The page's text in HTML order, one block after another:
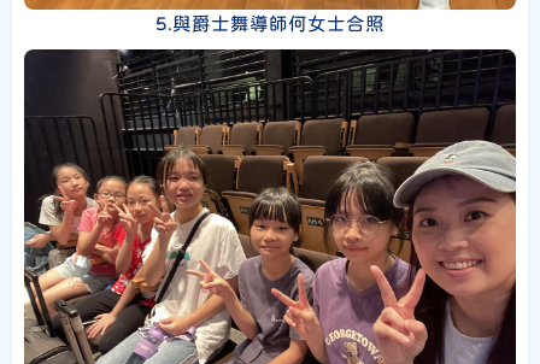
5.與爵士舞導師何女士合照